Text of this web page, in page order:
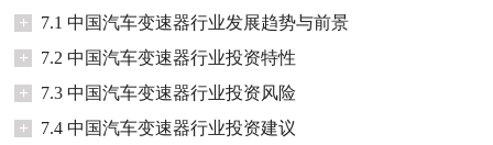
+
7.1 中国汽车变速器行业发展趋势与前景
+
7.2 中国汽车变速器行业投资特性
+
7.3 中国汽车变速器行业投资风险
+
7.4 中国汽车变速器行业投资建议